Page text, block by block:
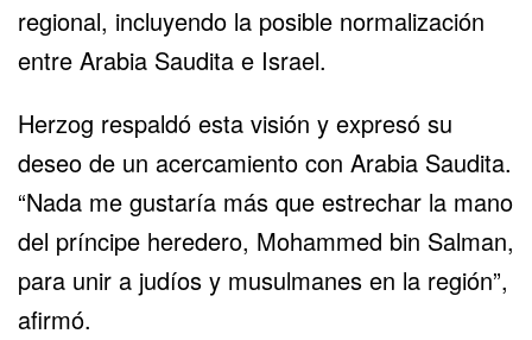
regional, incluyendo la posible normalización
entre Arabia Saudita e Israel.
Herzog respaldó esta visión y expresó su
deseo de un acercamiento con Arabia Saudita.
“Nada me gustaría más que estrechar la mano
del príncipe heredero, Mohammed bin Salman,
para unir a judíos y musulmanes en la región”,
afirmó.